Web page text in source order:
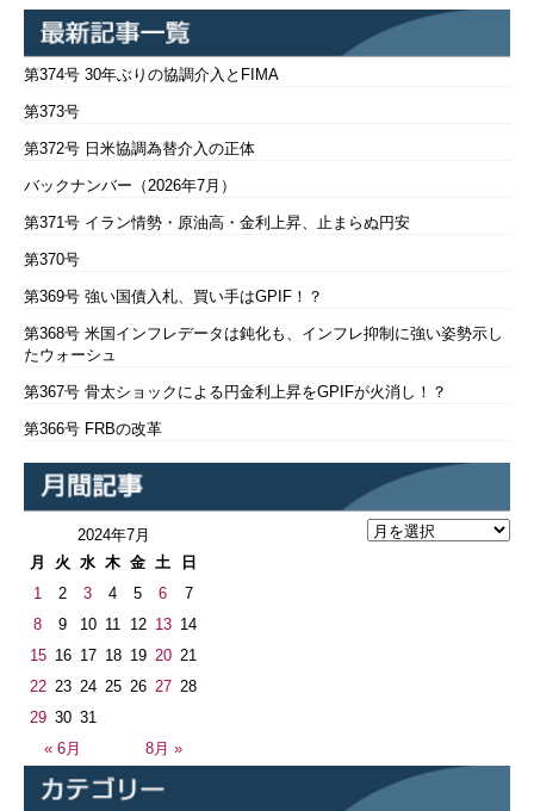
第374号 30年ぶりの協調介入とFIMA
第373号
第372号 日米協調為替介入の正体
バックナンバー（2026年7月）
第371号 イラン情勢・原油高・金利上昇、止まらぬ円安
第370号
第369号 強い国債入札、買い手はGPIF！？
第368号 米国インフレデータは鈍化も、インフレ抑制に強い姿勢示し
たウォーシュ
第367号 骨太ショックによる円金利上昇をGPIFが火消し！？
第366号 FRBの改革
2024年7月
月
火 水 木 金 土 日
« 6月 8月 »
1 2 3 4 5 6
7
8
9 10 11 12 13 14
15 16 17 18 19 20 21
22 23 24 25 26 27 28
29 30 31